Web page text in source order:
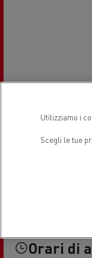
Orari di
Utilizziamo i
Scegli le tue